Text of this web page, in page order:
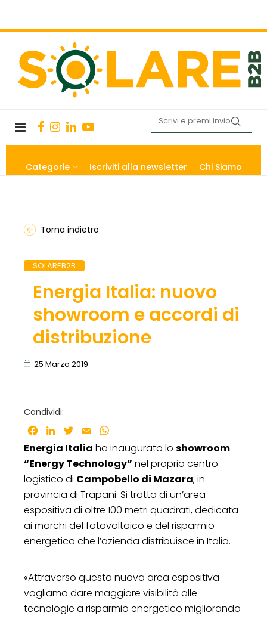
Categorie Iscriviti alla newsletter Chi Siamo
Torna indietro
SOLAREB2B
Energia Italia: nuovo
showroom e accordi di
distribuzione
25 Marzo 2019
Condividi:
Facebook
LinkedInTwitter
Email
Energia Italia ha inaugurato lo showroom
“Energy Technology” nel proprio centro
logistico di Campobello di Mazara, in
provincia di Trapani. Si tratta di un’area
espositiva di oltre 100 metri quadrati, dedicata
ai marchi del fotovoltaico e del risparmio
energetico che l’azienda distribuisce in Italia.
«Attraverso questa nuova area espositiva
vogliamo dare maggiore visibilità alle
tecnologie a risparmio energetico migliorando